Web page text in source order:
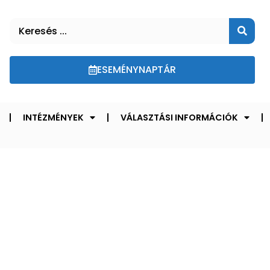
ESEMÉNYNAPTÁR
INTÉZMÉNYEK
VÁLASZTÁSI INFORMÁCIÓK